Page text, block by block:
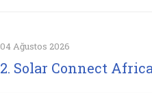
04 Ağustos 2026
2. Solar Connect